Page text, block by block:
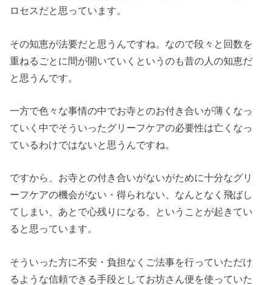
ロセスだと思っています。
その知恵が法要だと思うんですね。なので段々と回数を
重ねるごとに間が開いていくというのも昔の人の知恵だ
と思うんです。
一方で色々な事情の中でお寺とのお付き合いが薄くなっ
ていく中でそういったグリーフケアの必要性は亡くなっ
ているわけではないと思うんですね。
ですから、お寺との付き合いがないがために十分なグリ
ーフケアの機会がない・得られない、なんとなく飛ばし
てしまい、あとで心残りになる、ということが起きてい
ると思っています。
そういった方に不安・負担なくご法事を行っていただけ
るような信頼できる手段としてお坊さん便を使っていた